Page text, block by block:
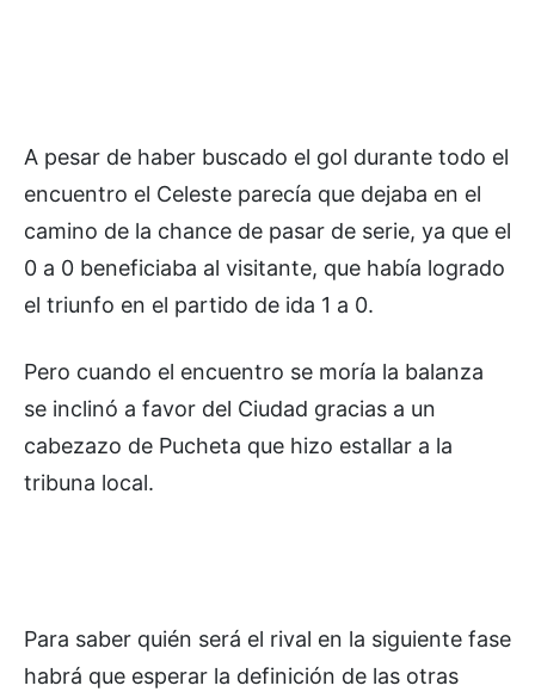
A pesar de haber buscado el gol durante todo el
encuentro el Celeste parecía que dejaba en el
camino de la chance de pasar de serie, ya que el
0 a 0 beneficiaba al visitante, que había logrado
el triunfo en el partido de ida 1 a 0.
Pero cuando el encuentro se moría la balanza
se inclinó a favor del Ciudad gracias a un
cabezazo de Pucheta que hizo estallar a la
tribuna local.
Para saber quién será el rival en la siguiente fase
habrá que esperar la definición de las otras